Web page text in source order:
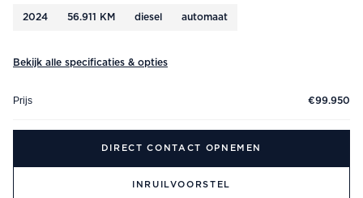
2024 56.911 KM diesel automaat
Bekijk alle specificaties & opties
Prijs €99.950
DIRECT CONTACT OPNEMEN
INRUILVOORSTEL